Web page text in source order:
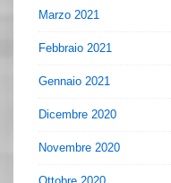
Marzo 2021
Febbraio 2021
Gennaio 2021
Dicembre 2020
Novembre 2020